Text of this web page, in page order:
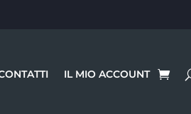
IL MIO ACCOUNT